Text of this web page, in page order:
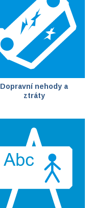
Dopravní nehody a
ztráty